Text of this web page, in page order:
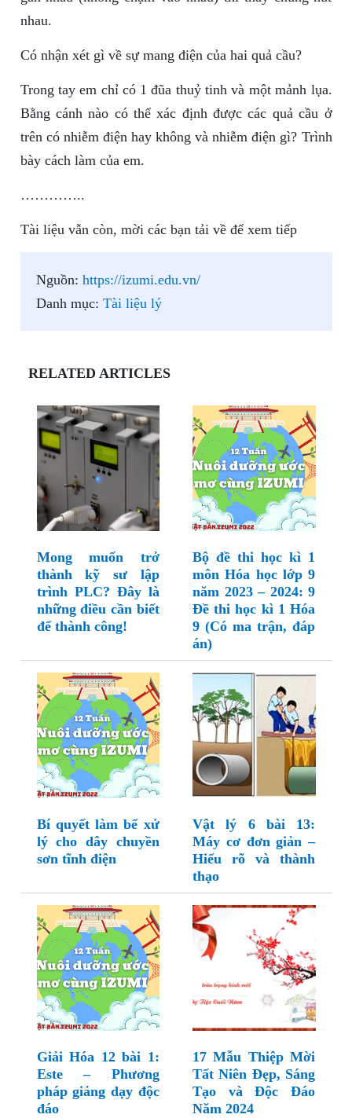
nhau.
Có nhận xét gì về sự mang điện của hai quả cầu?
Trong tay em chỉ có 1 đũa thuỷ tinh và một mảnh lụa.
Bằng cánh nào có thể xác định được các quả cầu ở
trên có nhiễm điện hay không và nhiễm điện gì? Trình
bày cách làm của em.
…………..
Tài liệu vẫn còn, mời các bạn tải về để xem tiếp
Nguồn: https://izumi.edu.vn/
Danh mục: Tài liệu lý
RELATED ARTICLES
Mong muốn trở
thành kỹ sư lập
trình PLC? Đây là
những điều cần biết
để thành công!
Bộ đề thi học kì 1
môn Hóa học lớp 9
năm 2023 – 2024: 9
Đề thi học kì 1 Hóa
9 (Có ma trận, đáp
án)
Bí quyết làm bể xử
lý cho dây chuyền
sơn tĩnh điện
Vật lý 6 bài 13:
Máy cơ đơn giản –
Hiểu rõ và thành
thạo
Giải Hóa 12 bài 1:
Este – Phương
pháp giảng dạy độc
đáo
17 Mẫu Thiệp Mời
Tất Niên Đẹp, Sáng
Tạo và Độc Đáo
Năm 2024